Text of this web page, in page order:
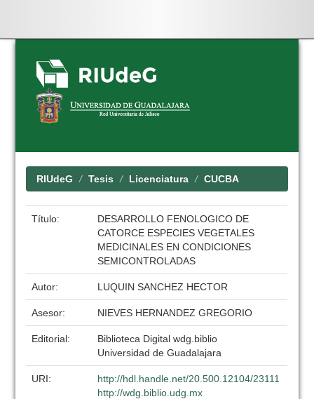
Skip
navigation
RIUdeG Tesis Licenciatura CUCBA
Título:
DESARROLLO FENOLOGICO DE
CATORCE ESPECIES VEGETALES
MEDICINALES EN CONDICIONES
SEMICONTROLADAS
Autor: LUQUIN SANCHEZ HECTOR
Asesor: NIEVES HERNANDEZ GREGORIO
Editorial:
Biblioteca Digital wdg.biblio
Universidad de Guadalajara
URI:
http://hdl.handle.net/20.500.12104/23111
http://wdg.biblio.udg.mx